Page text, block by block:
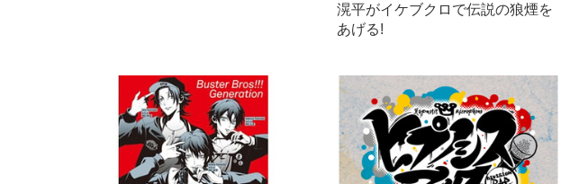
滉平がイケブクロで伝説の狼煙を
あげる!